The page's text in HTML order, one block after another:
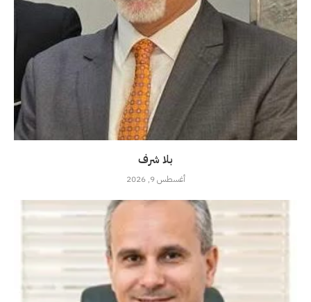
بلا شرف
أغسطس 9, 2026